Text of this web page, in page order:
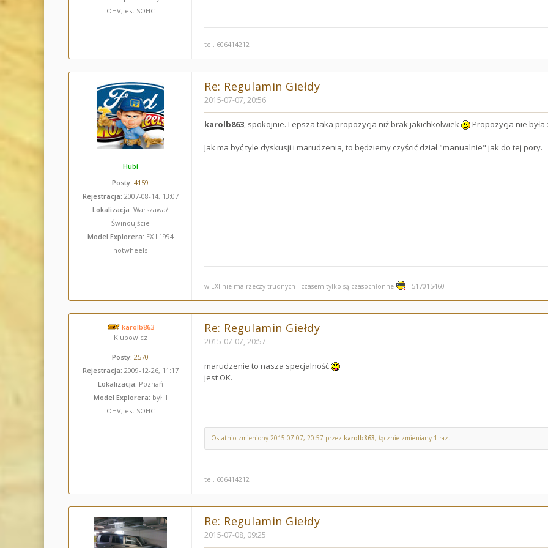
OHV,jest SOHC
tel. 606414212
Hubi
Posty: 4159
Rejestracja: 2007-08-14, 13:07
Lokalizacja: Warszawa/
Świnoujście
Model Explorera: EX I 1994
hotwheels
Re: Regulamin Giełdy
2015-07-07, 20:56
karolb863, spokojnie. Lepsza taka propozycja niż brak jakichkolwiek Propozycja nie była
Jak ma być tyle dyskusji i marudzenia, to będziemy czyścić dział "manualnie" jak do tej pory.
w EXI nie ma rzeczy trudnych - czasem tylko są czasochłonne 517015460
karolb863
Klubowicz
Posty: 2570
Rejestracja: 2009-12-26, 11:17
Lokalizacja: Poznań
Model Explorera: był II
OHV,jest SOHC
Re: Regulamin Giełdy
2015-07-07, 20:57
marudzenie to nasza specjalność
jest OK.
Ostatnio zmieniony 2015-07-07, 20:57 przez karolb863, łącznie zmieniany 1 raz.
tel. 606414212
Re: Regulamin Giełdy
2015-07-08, 09:25